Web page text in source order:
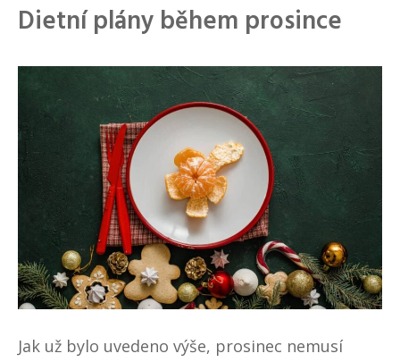
Dietní plány během prosince
Jak už bylo uvedeno výše, prosinec nemusí